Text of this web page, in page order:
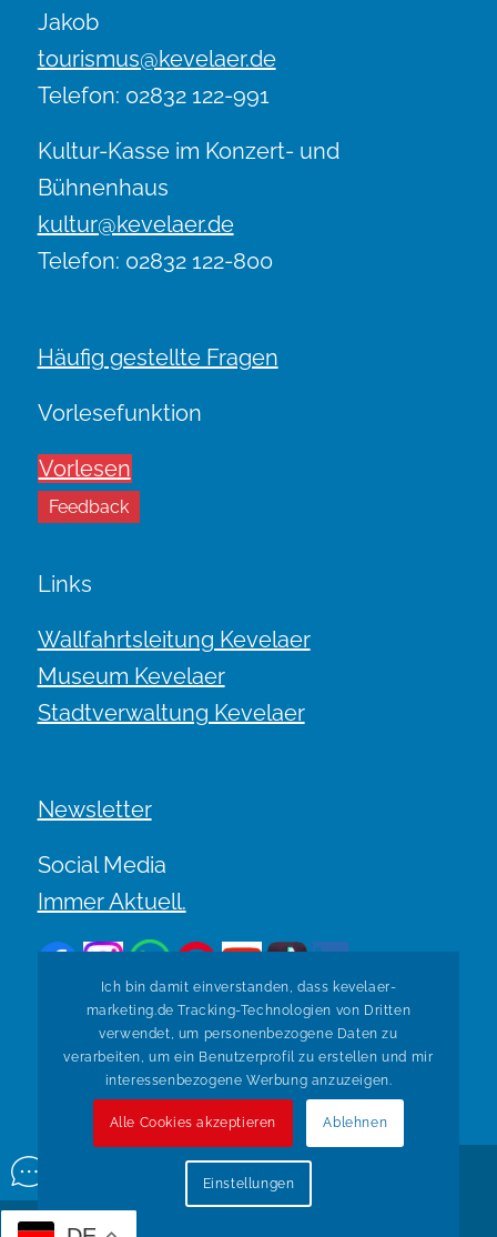
Jakob
tourismus@kevelaer.de
Telefon: 02832 122-991
Kultur-Kasse im Konzert- und
Bühnenhaus
kultur@kevelaer.de
Telefon: 02832 122-800
Häufig gestellte Fragen
Vorlesefunktion
Vorlesen
Feedback
Links
Wallfahrtsleitung Kevelaer
Museum Kevelaer
Stadtverwaltung Kevelaer
Newsletter
Social Media
Immer Aktuell.
Zurück zur Übersicht
© Copyright Kevelaer Marketing. Realisiert durch
Ich bin damit einverstanden, dass kevelaer-
marketing.de Tracking-Technologien von Dritten
verwendet, um personenbezogene Daten zu
verarbeiten, um ein Benutzerprofil zu erstellen und mir
interessenbezogene Werbung anzuzeigen.
Alle Cookies akzeptieren Ablehnen
Einstellungen